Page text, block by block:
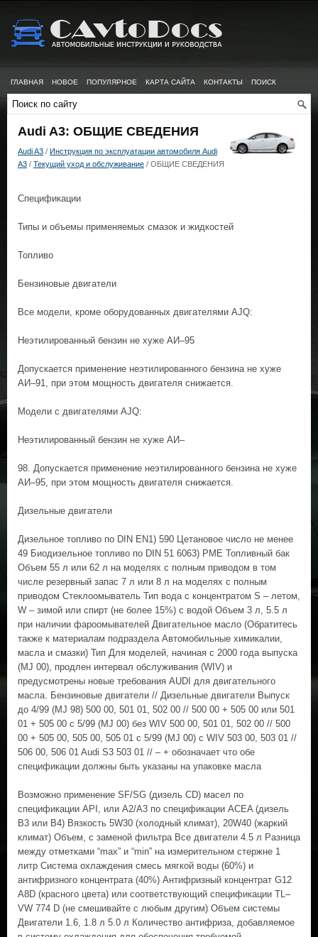
ГЛАВНАЯ НОВОЕ ПОПУЛЯРНОЕ КАРТА САЙТА КОНТАКТЫ ПОИСК
Audi A3: ОБЩИЕ СВЕДЕНИЯ
Audi A3 / Инструкция по эксплуатации автомобиля Audi
A3 / Текущий уход и обслуживание / ОБЩИЕ СВЕДЕНИЯ
Спецификации
Типы и объемы применяемых смазок и жидкостей
Топливо
Бензиновые двигатели
Все модели, кроме оборудованных двигателями AJQ:
Неэтилированный бензин не хуже АИ–95
Допускается применение неэтилированного бензина не хуже
АИ–91, при этом мощность двигателя снижается.
Модели с двигателями AJQ:
Неэтилированный бензин не хуже АИ–
98. Допускается применение неэтилированного бензина не хуже
АИ–95, при этом мощность двигателя снижается.
Дизельные двигатели
Дизельное топливо по DIN EN1) 590 Цетановое число не менее
49 Биодизельное топливо по DIN 51 6063) РМЕ Топливный бак
Объем 55 л или 62 л на моделях с полным приводом в том
числе резервный запас 7 л или 8 л на моделях с полным
приводом Стеклоомыватель Тип вода с концентратом S – летом,
W – зимой или спирт (не более 15%) с водой Объем 3 л, 5.5 л
при наличии фароомывателей Двигательное масло (Обратитесь
также к материалам подраздела Автомобильные химикалии,
масла и смазки) Тип Для моделей, начиная с 2000 года выпуска
(MJ 00), продлен интервал обслуживания (WIV) и
предусмотрены новые требования AUDI для двигательного
масла. Бензиновые двигатели // Дизельные двигатели Выпуск
до 4/99 (MJ 98) 500 00, 501 01, 502 00 // 500 00 + 505 00 или 501
01 + 505 00 с 5/99 (MJ 00) без WIV 500 00, 501 01, 502 00 // 500
00 + 505 00, 505 00, 505 01 с 5/99 (MJ 00) с WIV 503 00, 503 01 //
506 00, 506 01 Audi S3 503 01 // – + обозначает что обе
спецификации должны быть указаны на упаковке масла
Возможно применение SF/SG (дизель CD) масел по
спецификации API, или А2/А3 по спецификации ACEA (дизель
В3 или В4) Вязкость 5W30 (холодный климат), 20W40 (жаркий
климат) Объем, с заменой фильтра Все двигатели 4.5 л Разница
между отметками “max” и “min” на измерительном стержне 1
литр Система охлаждения смесь мягкой воды (60%) и
антифризного концентрата (40%) Антифризный концентрат G12
A8D (красного цвета) или соответствующий спецификации TL–
VW 774 D (не смешивайте с любым другим) Объем системы
Двигатели 1.6, 1.8 л 5.0 л Количество антифриза, добавляемое